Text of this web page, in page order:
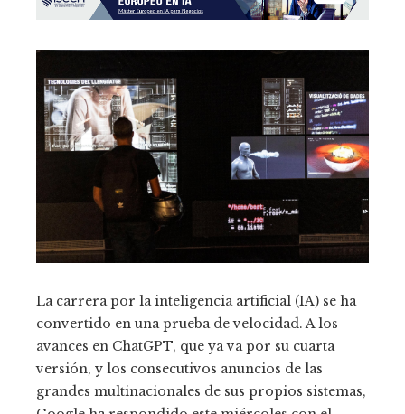
La carrera por la inteligencia artificial (IA) se ha
convertido en una prueba de velocidad. A los
avances en ChatGPT, que ya va por su cuarta
versión, y los consecutivos anuncios de las
grandes multinacionales de sus propios sistemas,